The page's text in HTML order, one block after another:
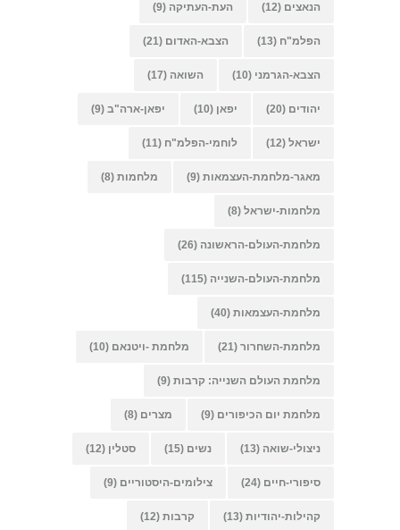
הנאצים (12) העת-העתיקה (9)
הפלמ"ח (13) הצבא-האדום (21)
הצבא-הגרמני (10) השואה (17)
יהודים (20) יפאן (10) יפאן-ארה"ב (9)
ישראל (12) לוחמי-הפלמ"ח (11)
מאגר-מלחמת-העצמאות (9) מלחמות (8)
מלחמות-ישראל (8)
מלחמת-העולם-הראשונה (26)
מלחמת-העולם-השנייה (115)
מלחמת-העצמאות (40)
מלחמת-השחרור (21) מלחמת -ויטנאם (10)
מלחמת העולם השנייה: קרבות (9)
מלחמת יום הכיפורים (9) מצרים (8)
ניצולי-שואה (13) נשים (15) סטלין (12)
סיפורי-חיים (24) צילומים-היסטוריים (9)
קהילות-יהודיות (13) קרבות (12)